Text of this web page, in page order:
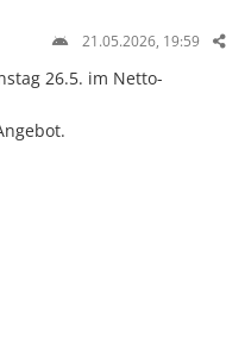
21.05.2026, 19:59
26.5. im Netto-